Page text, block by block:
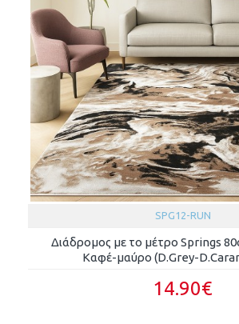
SPG12-RUN
Διάδρομος με το μέτρο Springs
Καφέ-μαύρο (D.Grey-
14.90€